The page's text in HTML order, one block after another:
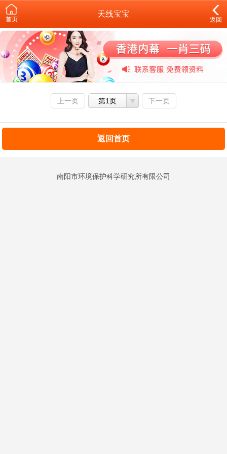
首页
天线宝宝
返回
上一页 第1页 下一页
返回首页
南阳市环境保护科学研究所有限公司